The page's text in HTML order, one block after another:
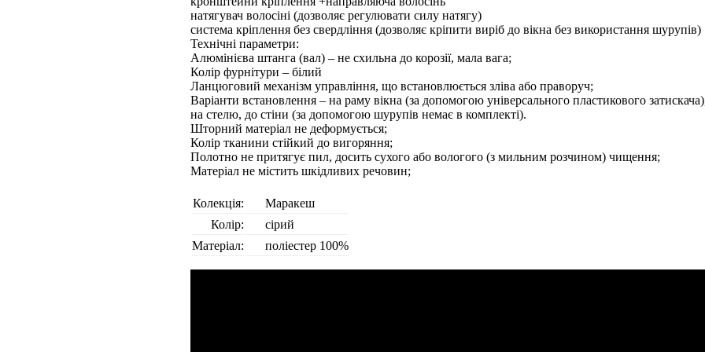
натягувач волосіні (дозволяє регулювати силу натягу)
система кріплення без свердління (дозволяє кріпити виріб до вікна без використання шурупів)
Технічні параметри:
Алюмінієва штанга (вал) – не схильна до корозії, мала вага;
Колір фурнітури – білий
Ланцюговий механізм управління, що встановлюється зліва або праворуч;
Варіанти встановлення – на раму вікна (за допомогою універсального пластикового
на стелю, до стіни (за допомогою шурупів немає в комплекті).
Шторний матеріал не деформується;
Колір тканини стійкий до вигоряння;
Полотно не притягує пил, досить сухого або вологого (з мильним розчином) чищення;
Матеріал не містить шкідливих речовин;
Колекція:
Маракеш
Колір:
сірий
Матеріал:
поліестер 100%